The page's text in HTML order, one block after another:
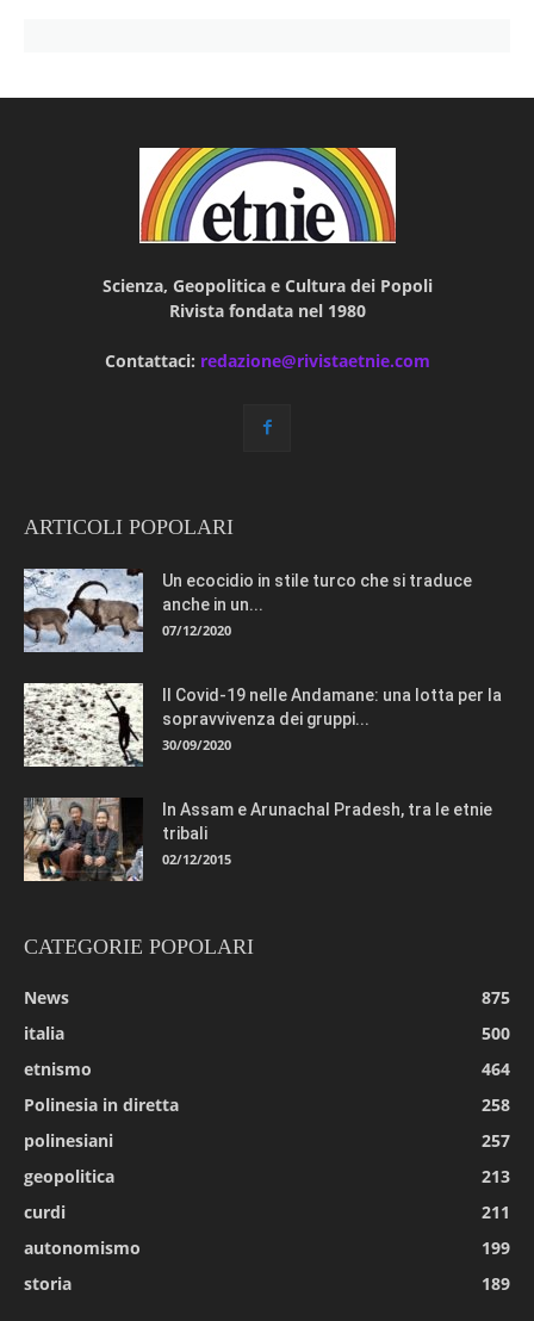
Scienza, Geopolitica e Cultura dei Popoli
Rivista fondata nel 1980
Contattaci: redazione@rivistaetnie.com
ARTICOLI POPOLARI
Un ecocidio in stile turco che si traduce
anche in un...
07/12/2020
Il Covid-19 nelle Andamane: una lotta per la
sopravvivenza dei gruppi...
30/09/2020
In Assam e Arunachal Pradesh, tra le etnie
tribali
02/12/2015
CATEGORIE POPOLARI
News
875
italia
500
etnismo
464
Polinesia in diretta
258
polinesiani
257
geopolitica
213
curdi
211
autonomismo
199
storia
189